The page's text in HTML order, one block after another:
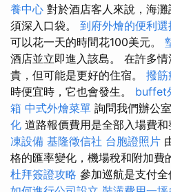
養中心 對於酒店客人來說，海
須深入口袋。 到府外燴的便利選
可以花一天的時間花100美元。
酒店並立即進入該島。 在許多
貴，但可能是更好的住宿。 撥筋
時便宜時，它也會發生。 buffet
箱 中式外燴菜單 詢問我們辦公
化 道路報價費用是全部入場費和
凍設備 基隆徵信社 台胞證照片
格的匯率變化，機場稅和附加費
杜拜簽證攻略 參加巡航是支付